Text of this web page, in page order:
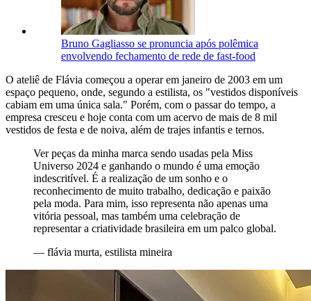
Bruno Gagliasso se pronuncia após polêmica
envolvendo fechamento de rede de fast-food
O ateliê de Flávia começou a operar em janeiro de 2003 em um
espaço pequeno, onde, segundo a estilista, os "vestidos disponíveis
cabiam em uma única sala." Porém, com o passar do tempo, a
empresa cresceu e hoje conta com um acervo de mais de 8 mil
vestidos de festa e de noiva, além de trajes infantis e ternos.
Ver peças da minha marca sendo usadas pela Miss
Universo 2024 e ganhando o mundo é uma emoção
indescritível. É a realização de um sonho e o
reconhecimento de muito trabalho, dedicação e paixão
pela moda. Para mim, isso representa não apenas uma
vitória pessoal, mas também uma celebração de
representar a criatividade brasileira em um palco global.
— flávia murta, estilista mineira